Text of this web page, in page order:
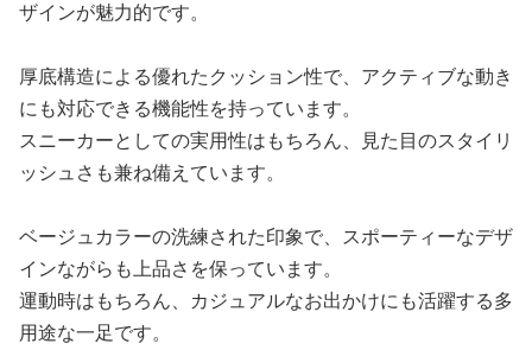
ザインが魅力的です。
厚底構造による優れたクッション性で、アクティブな動き
にも対応できる機能性を持っています。
スニーカーとしての実用性はもちろん、見た目のスタイリ
ッシュさも兼ね備えています。
ベージュカラーの洗練された印象で、スポーティーなデザ
インながらも上品さを保っています。
運動時はもちろん、カジュアルなお出かけにも活躍する多
用途な一足です。